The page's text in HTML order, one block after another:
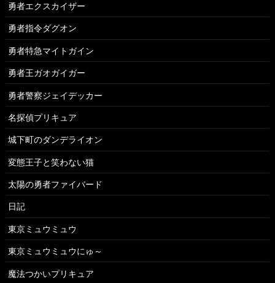
勇者エクスカイザー
勇者指令ダグオン
勇者特急マイトガイン
勇者王ガオガイガー
勇者警察ジェイデッカー
名探偵プリキュア
城下町のダンデライオン
変態王子と笑わない猫
太陽の勇者ファイバード
日記
東京ミュウミュウ
東京ミュウミュウにゅ～
魔法つかいプリキュア